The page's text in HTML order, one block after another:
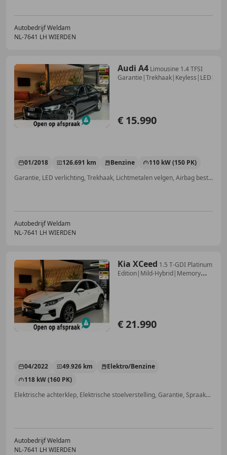
Autobedrijf Weldam
NL-7641 LH WIERDEN
Audi A4 Limousine 1.4 TFSI
Garantie|Trekhaak|Keyless|LED|C
€ 15.990
01/2018 126.691 km Benzine
110 kW (150 PK)
Garantie, LED verlichting, Trekhaak, Lichtmetalen velgen, Airbag bestuurder, Lichtsensor, Lendensteun, LED dagrijverlichting
Autobedrijf Weldam
NL-7641 LH WIERDEN
Kia XCeed 1.5 T-GDI Platinum
Edition|Mild-Hybrid|Memory
€ 21.990
04/2022 49.926 km
Elektro/Benzine
118 kW (160 PK)
Elektrische achterklep, Elektrische stoelverstelling, Garantie, Spraakbediening, Stoelventilatie, Adaptieve Cruise Control, Schakelflippers, Stoelverwarming
Autobedrijf Weldam
NL-7641 LH WIERDEN